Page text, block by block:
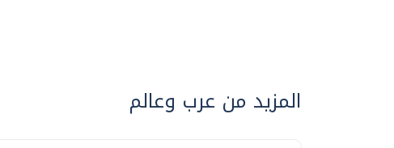
المزيد من عرب وعالم